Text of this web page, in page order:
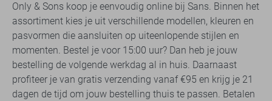
Only & Sons koop je eenvoudig online bij Sans. Binnen het
assortiment kies je uit verschillende modellen, kleuren en
pasvormen die aansluiten op uiteenlopende stijlen en
momenten. Bestel je voor 15:00 uur? Dan heb je jouw
bestelling de volgende werkdag al in huis. Daarnaast
profiteer je van gratis verzending vanaf €95 en krijg je 21
dagen de tijd om jouw bestelling thuis te passen. Betalen